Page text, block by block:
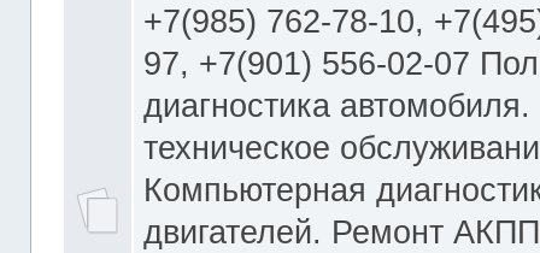
+7(985) 762-78-10,
97, +7(901) 556-02-07
диагностика
техническое
Компьютерная
двигателей. Ремонт